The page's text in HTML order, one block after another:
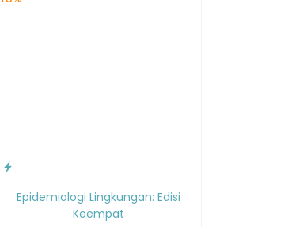
Epidemiologi Lingkungan: Edisi
Keempat